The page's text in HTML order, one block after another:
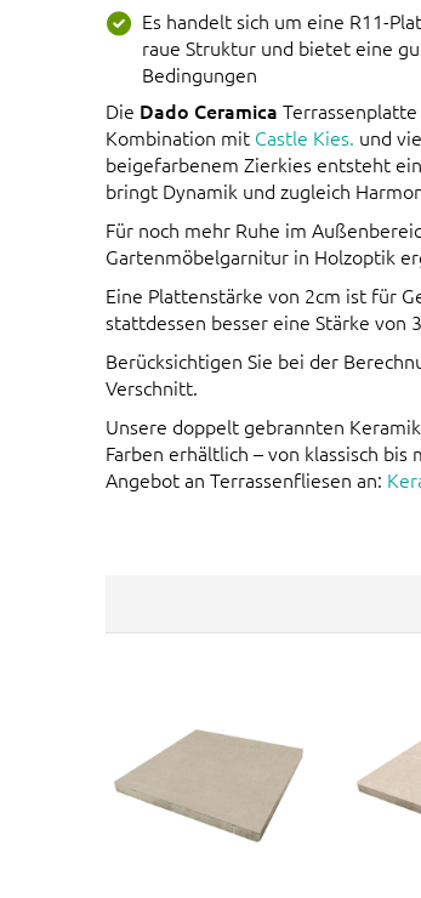
Es handelt sich um eine R11-
raue Struktur und bietet eine
Bedingungen
Die Dado Ceramica
Kombination mit Castle Kies. und
beigefarbenem Zierkies entsteht
bringt Dynamik und zugleich
Für noch mehr Ruhe im
Gartenmöbelgarnitur in Holzoptik
Eine Plattenstärke von 2cm ist für
stattdessen besser eine Stärke von
Berücksichtigen Sie bei der
Verschnitt.
Unsere doppelt gebrannten
Farben erhältlich – von klassisch
Angebot an Terrassenfliesen an: